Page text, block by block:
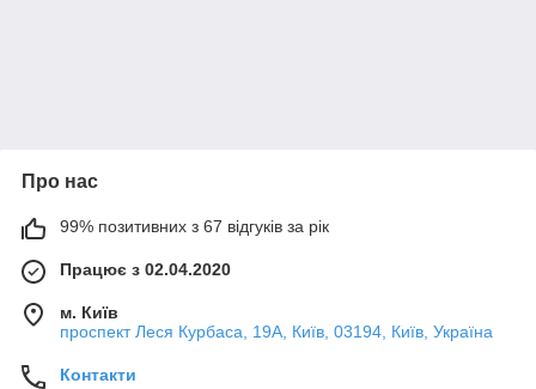
Про нас
99% позитивних з 67 відгуків за рік
Працює з 02.04.2020
м. Київ
проспект Леся Курбаса, 19А, Київ, 03194, Київ, Україна
Контакти